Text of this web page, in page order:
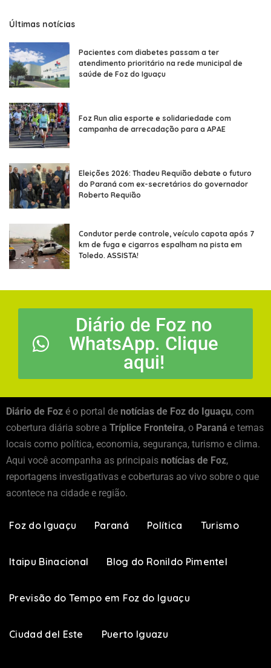
Últimas notícias
Pacientes com diabetes passam a ter
atendimento prioritário na rede municipal de
saúde de Foz do Iguaçu
Foz Run alia esporte e solidariedade com
campanha de arrecadação para a APAE
Eleições 2026: Thadeu Requião debate o futuro
do Paraná com ex-secretários do governador
Roberto Requião
Condutor perde controle, veículo capota após 7
km de fuga e cigarros espalham na pista em
Toledo. ASSISTA!
Diário de Foz no
WhatsApp. Clique
aqui!
Diário de Foz é o portal de notícias de Foz do Iguaçu, com
cobertura diária sobre a Tríplice Fronteira, o Paraná e temas
locais como política, economia, segurança, turismo e clima.
Aqui você acompanha as principais notícias de Foz,
reportagens investigativas e coberturas ao vivo sobre o que
acontece na cidade e região.
Foz do Iguaçu Paraná Política Turismo
Itaipu Binacional Blog do Ronildo Pimentel
Previsão do Tempo em Foz do Iguaçu
Ciudad del Este Puerto Iguazu